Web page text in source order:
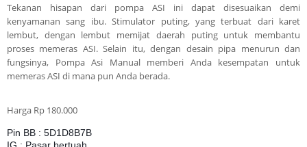
Tekanan hisapan dari pompa ASI ini dapat disesuaikan demi
kenyamanan sang ibu. Stimulator puting, yang terbuat dari karet
lembut, dengan lembut memijat daerah puting untuk membantu
proses memeras ASI. Selain itu, dengan desain pipa menurun dan
fungsinya, Pompa Asi Manual memberi Anda kesempatan untuk
memeras ASI di mana pun Anda berada.
Harga Rp 180.000
Pin BB : 5D1D8B7B
IG : Pasar bertuah